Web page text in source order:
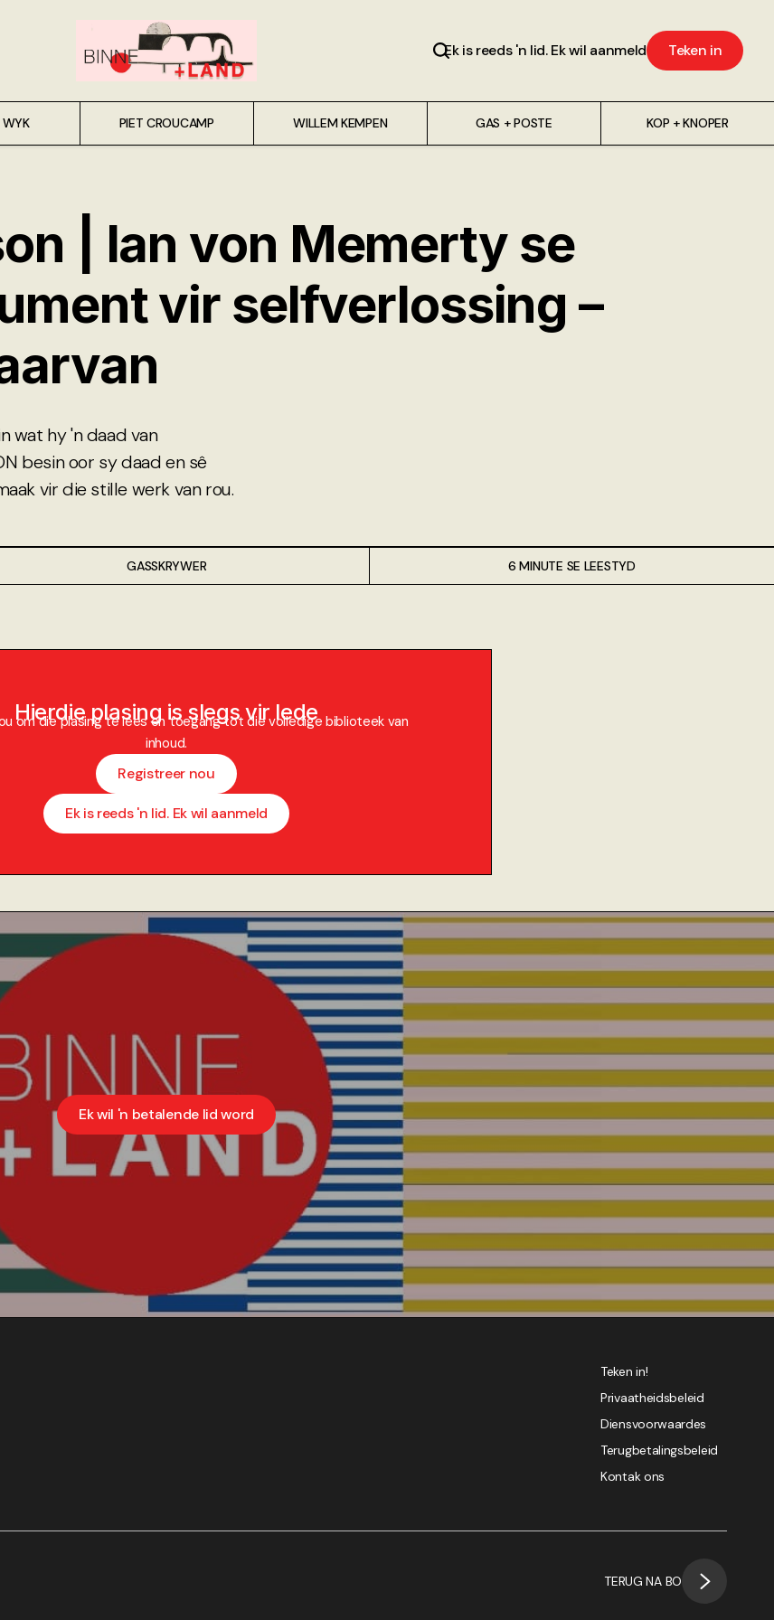
Ek is reeds 'n lid. Ek wil aanmeld Teken in
WYK PIET CROUCAMP WILLEM KEMPEN GAS + POSTE KOP + KNOPER
| Ian von Memerty se
vir selfverlossing –
wat hy 'n daad van
besin oor sy daad en sê
vir die stille werk van rou.
GASSKRYWER 6 MINUTE SE LEESTYD
Hierdie plasing is slegs vir lede
om die plasing te lees en toegang tot die volledige biblioteek van
inhoud.
Registreer nou
Ek is reeds 'n lid. Ek wil aanmeld
Ek wil 'n betalende lid word
Teken in!
Privaatheidsbeleid
Diensvoorwaardes
Terugbetalingsbeleid
Kontak ons
TERUG NA BO